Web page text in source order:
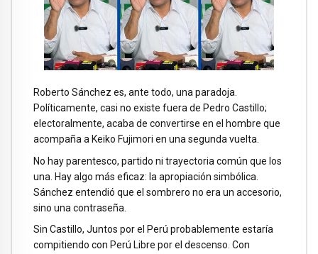
Roberto Sánchez es, ante todo, una paradoja.
Políticamente, casi no existe fuera de Pedro Castillo;
electoralmente, acaba de convertirse en el hombre que
acompaña a Keiko Fujimori en una segunda vuelta.
No hay parentesco, partido ni trayectoria común que los
una. Hay algo más eficaz: la apropiación simbólica.
Sánchez entendió que el sombrero no era un accesorio,
sino una contraseña.
Sin Castillo, Juntos por el Perú probablemente estaría
compitiendo con Perú Libre por el descenso. Con